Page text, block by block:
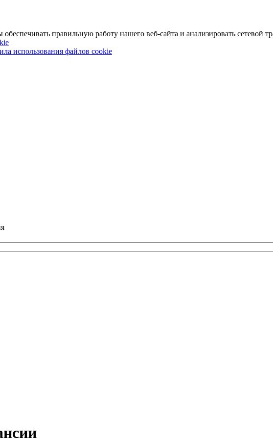
правильную работу нашего веб-сайта и анализировать сетевой
использования файлов cookie